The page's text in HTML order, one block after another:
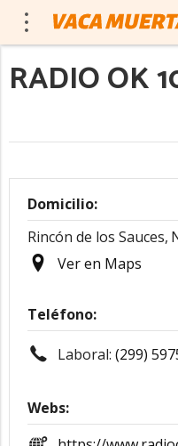
RADIO OK
Domicilio:
Rincón de los Sauces,
Ver en Maps
Teléfono:
Laboral: (299)
Webs: